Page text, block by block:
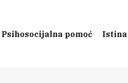
Psihosocijalna pomoć Istina